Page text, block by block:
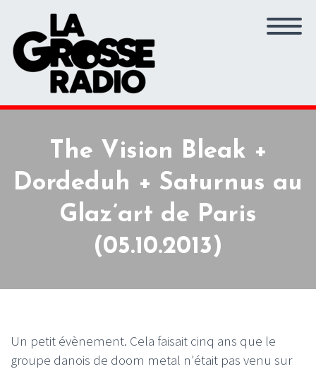
The Vision Bleak +
Dordeduh + Saturnus au
Glaz’art de Paris
(05.10.2013)
Un petit évènement. Cela faisait cinq ans que le
groupe danois de doom metal n'était pas venu sur